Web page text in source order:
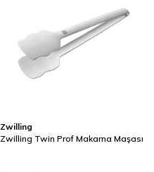
Zwilling
Zwilling Twin Prof Makarna Maşası